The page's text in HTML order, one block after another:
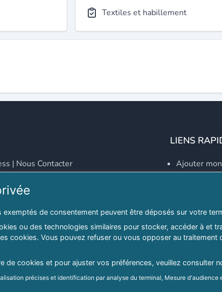
Textiles et habillement
| Nous Contacter
Email
LIENS
Ajouter
Explorer
Explorer
Mentions légales| Conditions générales
de consentement peuvent être déposés sur votre
ou des technologies similaires pour stocker, accéder à et
cookies. Vous pouvez refuser ou vous opposer au
de cookies et pour ajuster vos préférences, veuillez consulter
précises et identification par analyse du terminal, Mesure